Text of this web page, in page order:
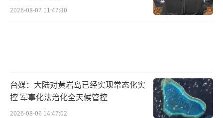
2026-08-07 11:47:30
台媒：大陆对黄岩岛已经实现常态化实
控 军事化法治化全天候管控
2026-08-06 14:47:02